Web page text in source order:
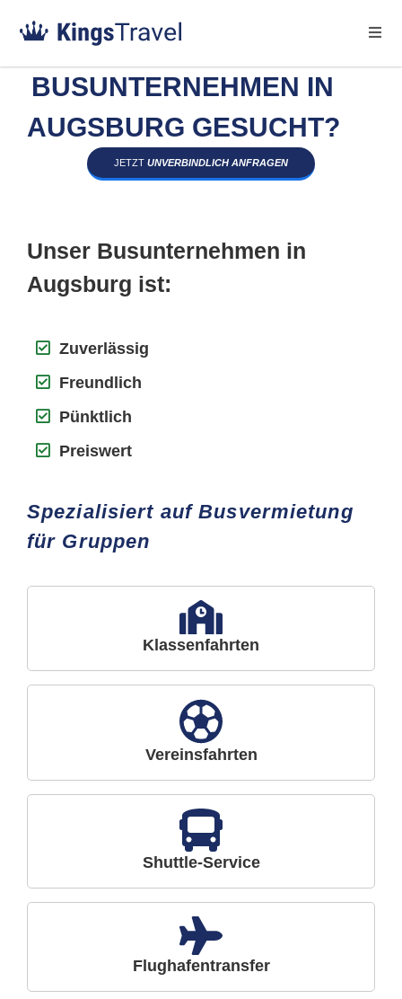
BUSUNTERNEHMEN IN
AUGSBURG GESUCHT?
JETZT UNVERBINDLICH ANFRAGEN
Unser Busunternehmen in
Augsburg ist:
Zuverlässig
Freundlich
Pünktlich
Preiswert
Spezialisiert auf Busvermietung
für Gruppen
Klassenfahrten
Vereinsfahrten
Shuttle-Service
Flughafentransfer